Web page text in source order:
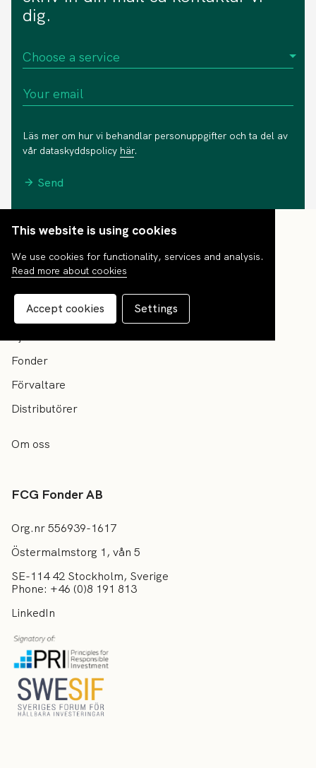
dig.
Läs mer om hur vi behandlar personuppgifter och ta del av
vår dataskyddspolicy här.
Send
This website is using cookies
We use cookies for functionality, services and analysis.
Read more about cookies
Accept cookies
Settings
Tjänster
Fonder
Förvaltare
Distributörer
Om oss
FCG Fonder AB
Org.nr 556939-1617
Östermalmstorg 1, vån 5
SE-114 42 Stockholm, Sverige
Phone: +46 (0)8 191 813
LinkedIn